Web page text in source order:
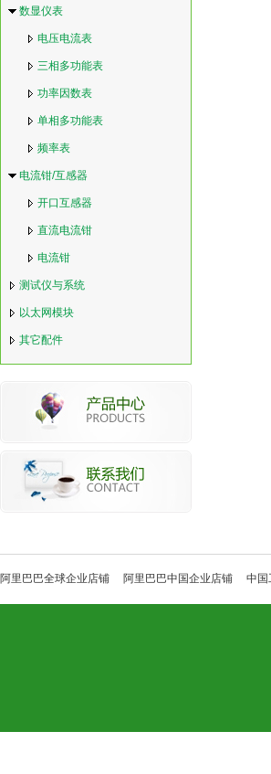
数显仪表
电压电流表
三相多功能表
功率因数表
单相多功能表
频率表
电流钳/互感器
开口互感器
直流电流钳
电流钳
测试仪与系统
以太网模块
其它配件
阿里巴巴全球企业店铺 阿里巴巴中国企业店铺 中国